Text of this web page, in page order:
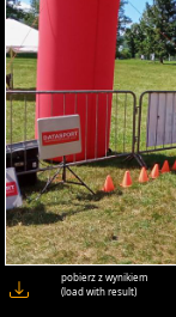
pobierz z wynikiem
(load with result)